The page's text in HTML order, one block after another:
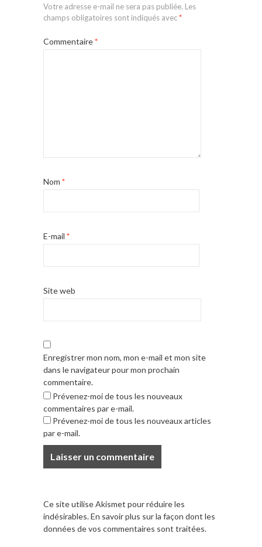
Votre adresse e-mail ne sera pas publiée. Les
champs obligatoires sont indiqués avec*
Commentaire*
Nom *
E-mail *
Site web
Enregistrer mon nom, mon e-mail et mon site
dans le navigateur pour mon prochain
commentaire.
Prévenez-moi de tous les nouveaux
commentaires par e-mail.
Prévenez-moi de tous les nouveaux articles
par e-mail.
Ce site utilise Akismet pour réduire les
indésirables.En savoir plus sur la façon dont les
données de vos commentaires sont traitées.